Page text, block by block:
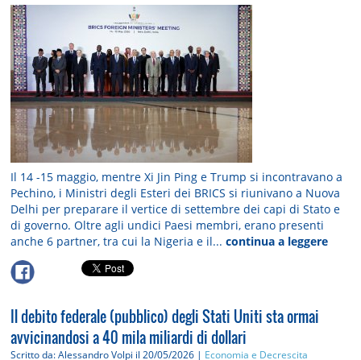
Il 14 -15 maggio, mentre Xi Jin Ping e Trump si incontravano a
Pechino, i Ministri degli Esteri dei BRICS si riunivano a Nuova
Delhi per preparare il vertice di settembre dei capi di Stato e
di governo. Oltre agli undici Paesi membri, erano presenti
anche 6 partner, tra cui la Nigeria e il...continua a leggere
Il debito federale (pubblico) degli Stati Uniti sta ormai
avvicinandosi a 40 mila miliardi di dollari
Scritto da: Alessandro Volpi il 20/05/2026 | Economia e Decrescita